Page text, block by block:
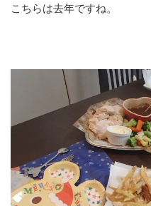
こちらは去年ですね。